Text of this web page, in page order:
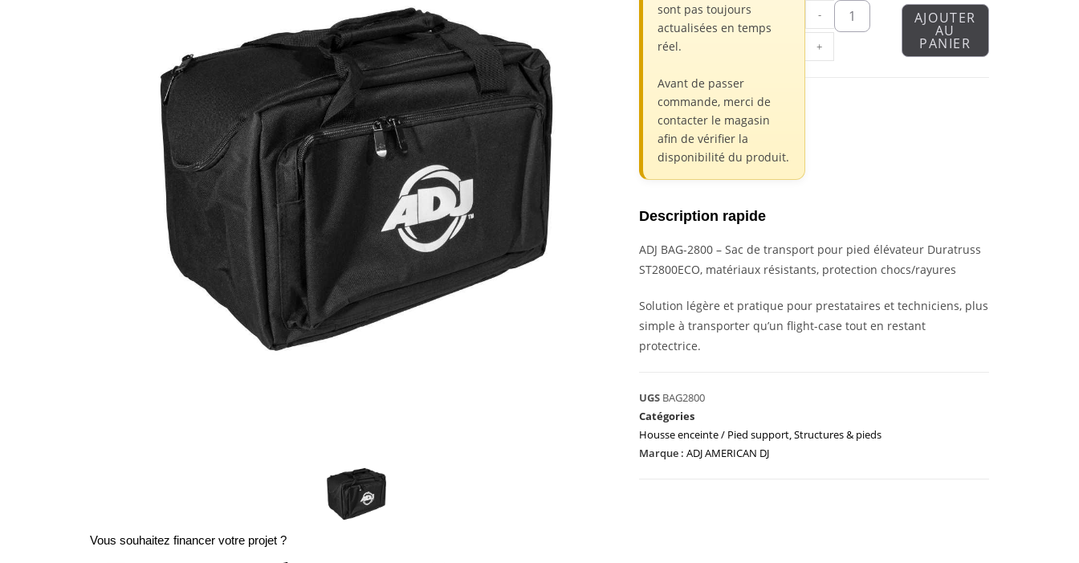
Vous souhaitez financer votre projet ?
sont pas toujours
actualisées en temps
réel.
Avant de passer
commande, merci de
contacter le magasin
afin de vérifier la
disponibilité du produit.
-
+
AJOUTER
AU
PANIER
Description rapide
ADJ BAG-2800 – Sac de transport pour pied élévateur Duratruss
ST2800ECO, matériaux résistants, protection chocs/rayures
Solution légère et pratique pour prestataires et techniciens, plus
simple à transporter qu’un flight-case tout en restant
protectrice.
UGS BAG2800
Catégories
Housse enceinte / Pied support,Structures & pieds
Marque : ADJ AMERICAN DJ